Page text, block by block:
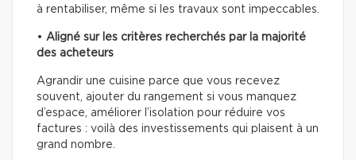
à rentabiliser, même si les travaux sont impeccables.
• Aligné sur les critères recherchés par la majorité
des acheteurs
Agrandir une cuisine parce que vous recevez
souvent, ajouter du rangement si vous manquez
d’espace, améliorer l’isolation pour réduire vos
factures : voilà des investissements qui plaisent à un
grand nombre.